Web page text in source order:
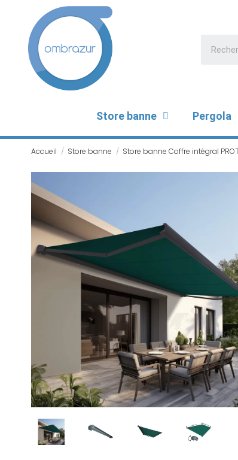
Store banne Pergola
Accueil Store banne Store banne Coffre intégral